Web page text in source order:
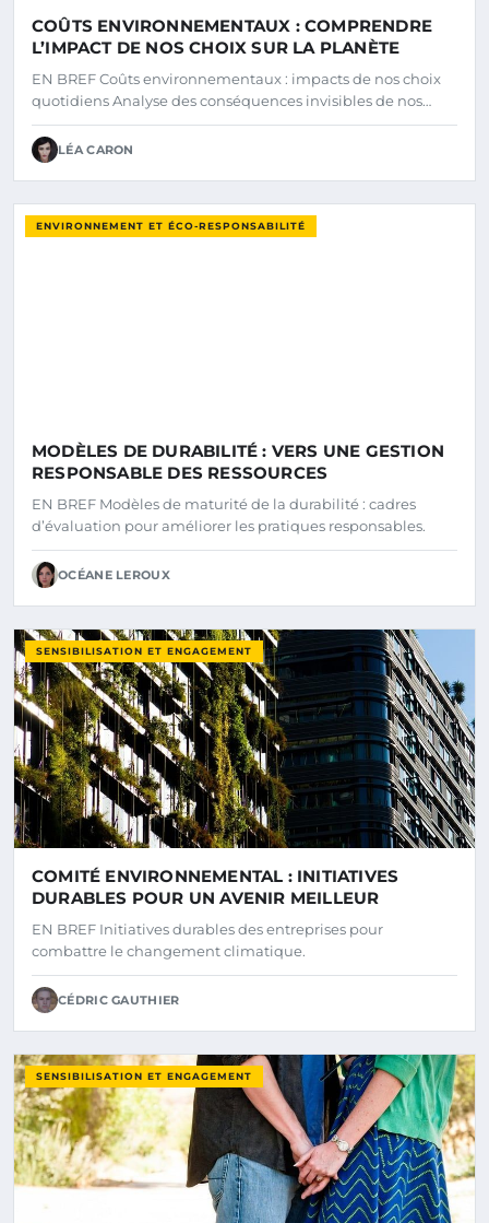
COÛTS ENVIRONNEMENTAUX : COMPRENDRE
L’IMPACT DE NOS CHOIX SUR LA PLANÈTE
EN BREF Coûts environnementaux : impacts de nos choix
quotidiens Analyse des conséquences invisibles de nos…
LÉA CARON
ENVIRONNEMENT ET ÉCO-RESPONSABILITÉ
MODÈLES DE DURABILITÉ : VERS UNE GESTION
RESPONSABLE DES RESSOURCES
EN BREF Modèles de maturité de la durabilité : cadres
d’évaluation pour améliorer les pratiques responsables.
OCÉANE LEROUX
SENSIBILISATION ET ENGAGEMENT
COMITÉ ENVIRONNEMENTAL : INITIATIVES
DURABLES POUR UN AVENIR MEILLEUR
EN BREF Initiatives durables des entreprises pour
combattre le changement climatique.
CÉDRIC GAUTHIER
SENSIBILISATION ET ENGAGEMENT